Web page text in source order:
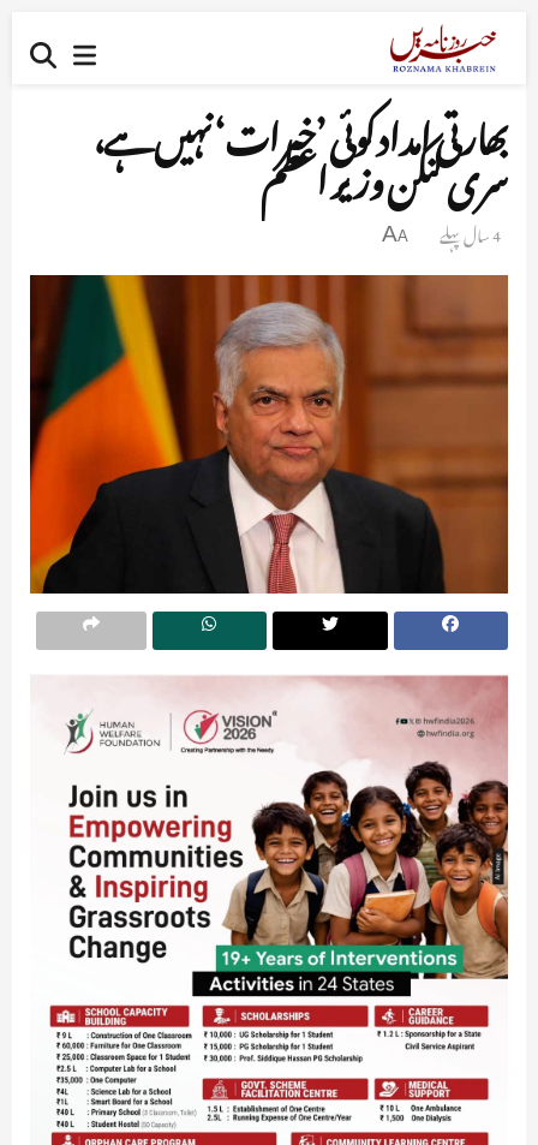
بھارتی امداد کوئی ’خیرات‘ نہیں ہے،
سری لنکن وزیر اعظم
4 سال پہلے A
A